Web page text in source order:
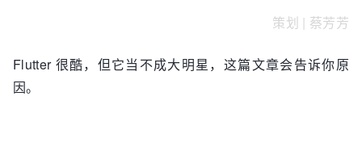
策划 | 蔡芳芳
Flutter 很酷，但它当不成大明星，这篇文章会告诉你原
因。